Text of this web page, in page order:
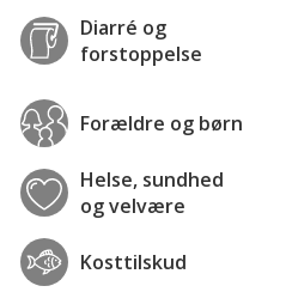
Diarré og
forstoppelse
Forældre og børn
Helse, sundhed
og velvære
Kosttilskud